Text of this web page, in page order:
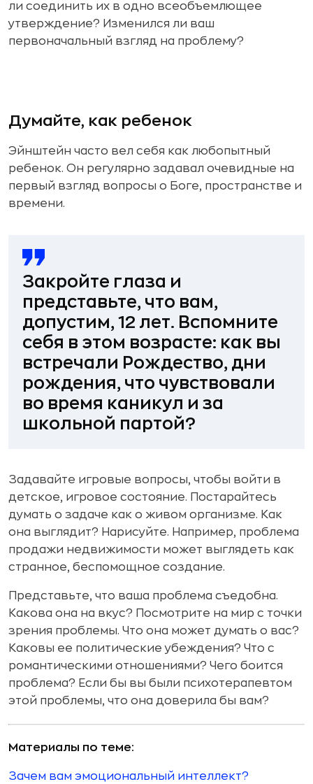
ли соединить их в одно всеобъемлющее
утверждение? Изменился ли ваш
первоначальный взгляд на проблему?
Думайте, как ребенок
Эйнштейн часто вел себя как любопытный
ребенок. Он регулярно задавал очевидные на
первый взгляд вопросы о Боге, пространстве и
времени.
Закройте глаза и
представьте, что вам,
допустим, 12 лет. Вспомните
себя в этом возрасте: как вы
встречали Рождество, дни
рождения, что чувствовали
во время каникул и за
школьной партой?
Задавайте игровые вопросы, чтобы войти в
детское, игровое состояние. Постарайтесь
думать о задаче как о живом организме. Как
она выглядит? Нарисуйте. Например, проблема
продажи недвижимости может выглядеть как
странное, беспомощное создание.
Представьте, что ваша проблема съедобна.
Какова она на вкус? Посмотрите на мир с точки
зрения проблемы. Что она может думать о вас?
Каковы ее политические убеждения? Что с
романтическими отношениями? Чего боится
проблема? Если бы вы были психотерапевтом
этой проблемы, что она доверила бы вам?
Материалы по теме:
Зачем вам эмоциональный интеллект?